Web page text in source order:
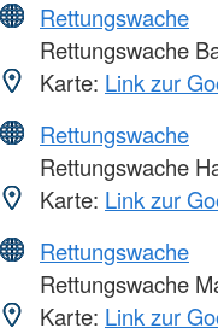
Rettungswache
Rettungswache
Karte: Link zur
Rettungswache
Rettungswache
Karte: Link zur
Rettungswache
Rettungswache
Karte: Link zur